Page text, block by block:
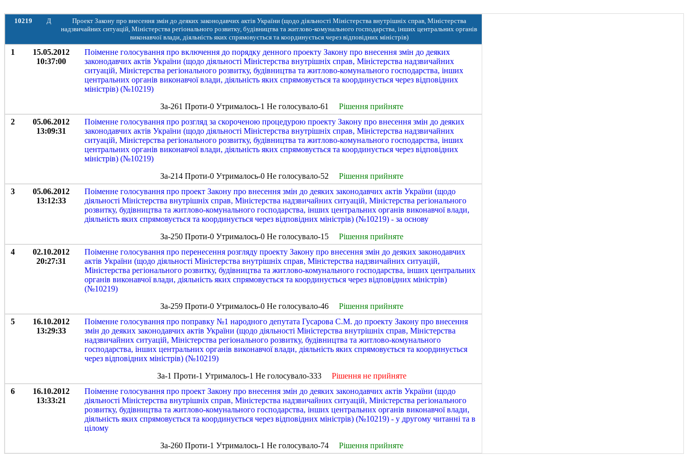
10219 Д
Проект Закону про внесення змін до деяких законодавчих актів України (щодо діяльності Міністерства внутрішніх справ, Міністерства
надзвичайних ситуацій, Міністерства регіонального розвитку, будівництва та житлово-комунального господарства, інших центральних органів
виконавчої влади, діяльність яких спрямовується та координується через відповідних міністрів)
1
15.05.2012
10:37:00
Поіменне голосування про включення до порядку денного проекту Закону про внесення змін до деяких
законодавчих актів України (щодо діяльності Міністерства внутрішніх справ, Міністерства надзвичайних
ситуацій, Міністерства регіонального розвитку, будівництва та житлово-комунального господарства, інших
центральних органів виконавчої влади, діяльність яких спрямовується та координується через відповідних
міністрів) (№10219)
За-261 Проти-0 Утрималось-1 Не голосувало-61
Рішення прийняте
2
05.06.2012
13:09:31
Поіменне голосування про розгляд за скороченою процедурою проекту Закону про внесення змін до деяких
законодавчих актів України (щодо діяльності Міністерства внутрішніх справ, Міністерства надзвичайних
ситуацій, Міністерства регіонального розвитку, будівництва та житлово-комунального господарства, інших
центральних органів виконавчої влади, діяльність яких спрямовується та координується через відповідних
міністрів) (№10219)
За-214 Проти-0 Утрималось-0 Не голосувало-52
Рішення прийняте
3
05.06.2012
13:12:33
Поіменне голосування про проект Закону про внесення змін до деяких законодавчих актів України (щодо
діяльності Міністерства внутрішніх справ, Міністерства надзвичайних ситуацій, Міністерства регіонального
розвитку, будівництва та житлово-комунального господарства, інших центральних органів виконавчої влади,
діяльність яких спрямовується та координується через відповідних міністрів) (№10219) - за основу
За-250 Проти-0 Утрималось-0 Не голосувало-15
Рішення прийняте
4
02.10.2012
20:27:31
Поіменне голосування про перенесення розгляду проекту Закону про внесення змін до деяких законодавчих
актів України (щодо діяльності Міністерства внутрішніх справ, Міністерства надзвичайних ситуацій,
Міністерства регіонального розвитку, будівництва та житлово-комунального господарства, інших центральних
органів виконавчої влади, діяльність яких спрямовується та координується через відповідних міністрів)
(№10219)
За-259 Проти-0 Утрималось-0 Не голосувало-46
Рішення прийняте
5
16.10.2012
13:29:33
Поіменне голосування про поправку №1 народного депутата Гусарова С.М. до проекту Закону про внесення
змін до деяких законодавчих актів України (щодо діяльності Міністерства внутрішніх справ, Міністерства
надзвичайних ситуацій, Міністерства регіонального розвитку, будівництва та житлово-комунального
господарства, інших центральних органів виконавчої влади, діяльність яких спрямовується та координується
через відповідних міністрів) (№10219)
За-1 Проти-1 Утрималось-1 Не голосувало-333
Рішення не прийняте
6
16.10.2012
13:33:21
Поіменне голосування про проект Закону про внесення змін до деяких законодавчих актів України (щодо
діяльності Міністерства внутрішніх справ, Міністерства надзвичайних ситуацій, Міністерства регіонального
розвитку, будівництва та житлово-комунального господарства, інших центральних органів виконавчої влади,
діяльність яких спрямовується та координується через відповідних міністрів) (№10219) - у другому читанні та в
цілому
За-260 Проти-1 Утрималось-1 Не голосувало-74
Рішення прийняте